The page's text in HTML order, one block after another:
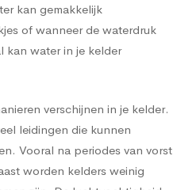
kan gemakkelijk
of wanneer de waterdruk
kan water in je kelder
verschijnen in je kelder.
leidingen die kunnen
Vooral na periodes van vorst
worden kelders weinig